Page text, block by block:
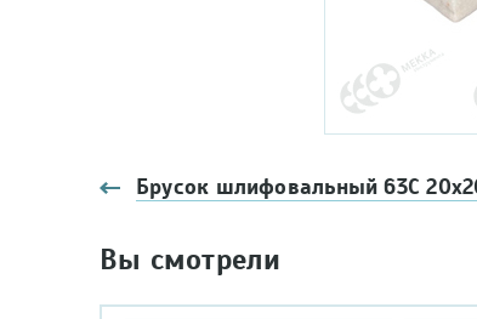
Брусок шлифовальный 63С
Вы смотрели